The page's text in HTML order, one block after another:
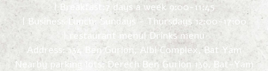
| Breakfast:7 days a week 9:00-11:45
| Business Lunch: Sundays - Thursdays 12:00-17:00
| restaurant menu| Drinks menu
Address: 134 Ben Gurion, Albi Complex, Bat Yam
Nearby parking lots: Derech Ben Gurion 136, Bat-Yam